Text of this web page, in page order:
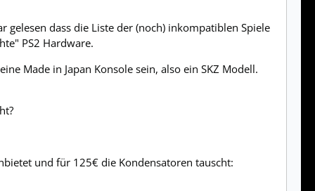
dass die Liste der (noch) inkompatiblen Spiele
PS2 Hardware.
Made in Japan Konsole sein, also ein SKZ Modell.
und für 125€ die Kondensatoren tauscht: